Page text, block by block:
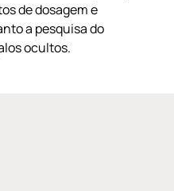
de dosagem e
a pesquisa do
ocultos.